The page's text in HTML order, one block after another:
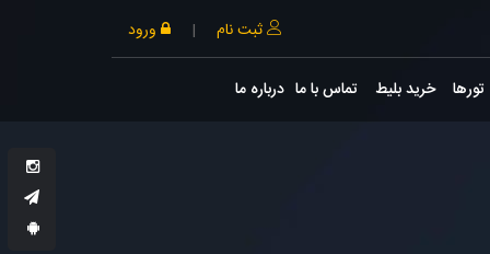
ثبت نام | ورود
تورها خرید بلیط تماس با ما درباره ما